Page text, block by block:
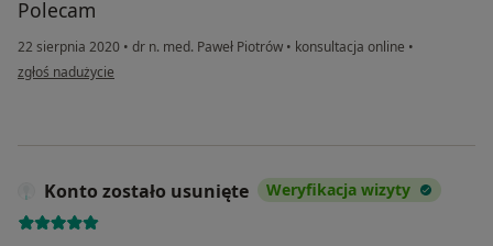
Polecam
22 sierpnia 2020 • dr n. med. Paweł Piotrów • konsultacja online •
w opinii użytkownika MacKon
zgłoś nadużycie
Konto zostało usunięte Weryfikacja wizyty